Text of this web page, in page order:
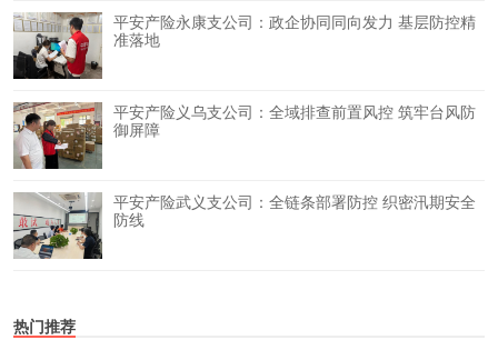
平安产险永康支公司：政企协同同向发力 基层防控精
准落地
平安产险义乌支公司：全域排查前置风控 筑牢台风防
御屏障
平安产险武义支公司：全链条部署防控 织密汛期安全
防线
热门推荐